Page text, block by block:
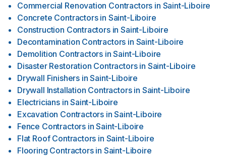
Commercial Renovation Contractors in Saint-Liboire
Concrete Contractors in Saint-Liboire
Construction Contractors in Saint-Liboire
Decontamination Contractors in Saint-Liboire
Demolition Contractors in Saint-Liboire
Disaster Restoration Contractors in Saint-Liboire
Drywall Finishers in Saint-Liboire
Drywall Installation Contractors in Saint-Liboire
Electricians in Saint-Liboire
Excavation Contractors in Saint-Liboire
Fence Contractors in Saint-Liboire
Flat Roof Contractors in Saint-Liboire
Flooring Contractors in Saint-Liboire